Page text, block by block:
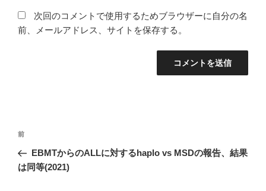
次回のコメントで使用するためブラウザーに自分の名
前、メールアドレス、サイトを保存する。
投
ナ
前
の
投
前
EBMTからのALLに対するhaplo vs MSDの報告、結果
は同等(2021)